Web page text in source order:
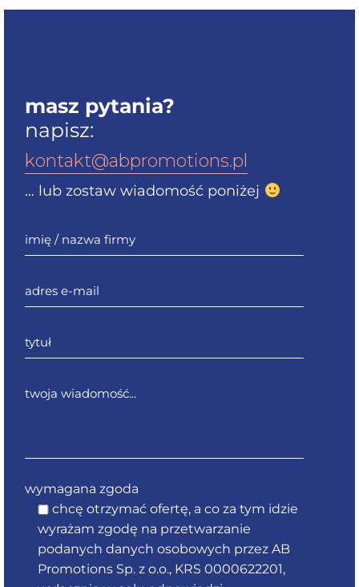
masz pytania?
napisz:
kontakt@abpromotions.pl
… lub zostaw wiadomość poniżej
wymagana zgoda
chcę otrzymać ofertę, a co za tym idzie
wyrażam zgodę na przetwarzanie
podanych danych osobowych przez AB
Promotions Sp. z o.o., KRS 0000622201,